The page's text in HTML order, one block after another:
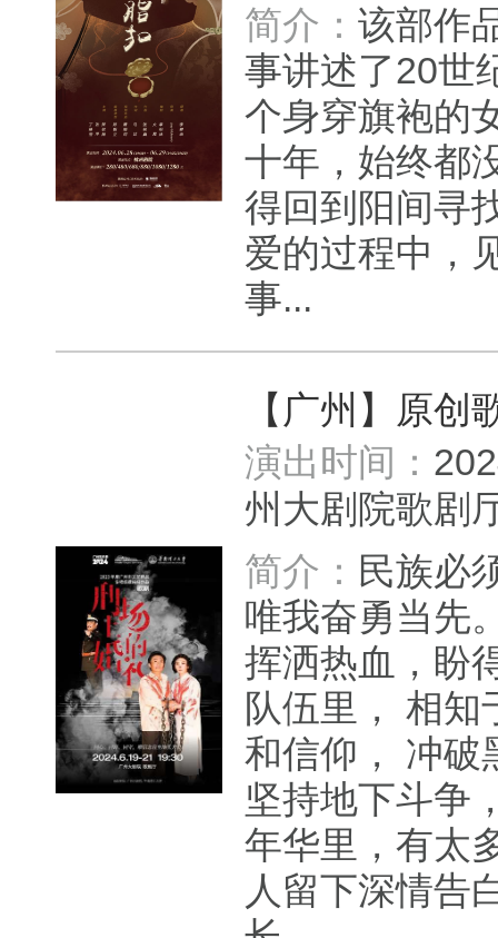
简介： 该部作
事讲述了20世
个身穿旗袍的
十年，始终都
得回到阳间寻
爱的过程中，
事...
【广州】原创
演出时间：
州大剧院歌
简介： 民族必
唯我奋勇当先
挥洒热血，盼
队伍里， 相
和信仰， 冲破
坚持地下斗争
年华里，有太
人留下深情告